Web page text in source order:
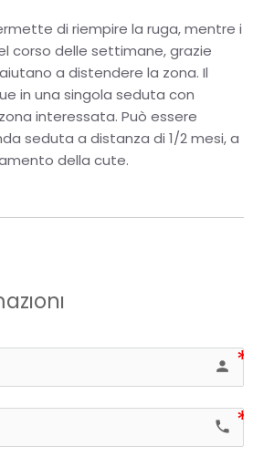
di riempire la ruga, mentre i
corso delle settimane, grazie
a distendere la zona. Il
in una singola seduta con
interessata. Può essere
seduta a distanza di 1/2 mesi, a
della cute.
person
phone